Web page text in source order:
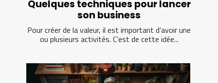
Quelques techniques pour lancer
son business
Pour créer de la valeur, il est important d’avoir une
ou plusieurs activités. C’est de cette idée...